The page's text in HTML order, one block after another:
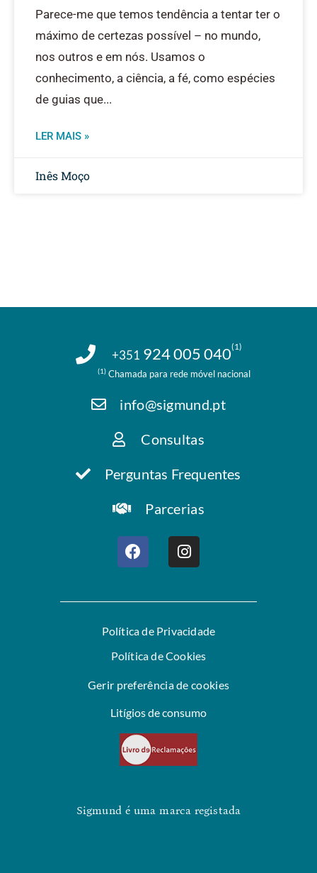
Parece-me que temos tendência a tentar ter o
máximo de certezas possível – no mundo,
nos outros e em nós. Usamos o
conhecimento, a ciência, a fé, como espécies
de guias que
LER MAIS »
Inês Moço
+351 924 005 040(1)
(1) Chamada para rede móvel nacional
info@sigmund.pt
Consultas
Perguntas Frequentes
Parcerias
Política de Privacidade
Política de Cookies
Gerir preferência de cookies
Litígios de consumo
Sigmund é uma marca registada